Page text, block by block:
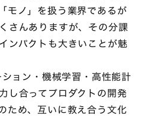
モノ」を扱う業界であるが
さんありますが、その分課
ンパクトも大きいことが魅
ョン・機械学習・高性能計
し合ってプロダクトの開発
ため、互いに教え合う文化